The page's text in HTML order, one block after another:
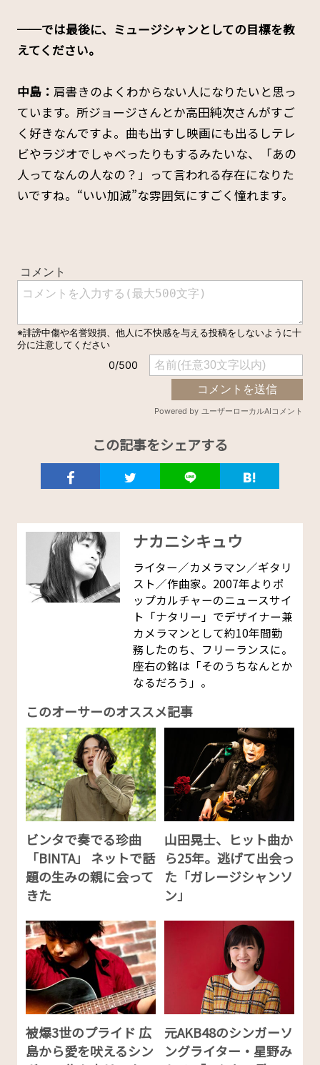
──では最後に、ミュージシャンとしての目標を教
えてください。
中島： 肩書きのよくわからない人になりたいと思っ
ています。所ジョージさんとか高田純次さんがすご
く好きなんですよ。曲も出すし映画にも出るしテレ
ビやラジオでしゃべったりもするみたいな、「あの
人ってなんの人なの？」って言われる存在になりた
いですね。“いい加減”な雰囲気にすごく憧れます。
この記事をシェアする
ナカニシキュウ
ライター／カメラマン／ギタリ
スト／作曲家。2007年よりポ
ップカルチャーのニュースサイ
ト「ナタリー」でデザイナー兼
カメラマンとして約10年間勤
務したのち、フリーランスに。
座右の銘は「そのうちなんとか
なるだろう」。
このオーサーのオススメ記事
ビンタで奏でる珍曲
「BINTA」 ネットで話
題の生みの親に会って
きた
山田晃士、ヒット曲か
ら25年。逃げて出会っ
た「ガレージシャンソ
ン」
被爆3世のプライド 広
島から愛を吠えるシン
元AKB48のシンガーソ
ングライター・星野み